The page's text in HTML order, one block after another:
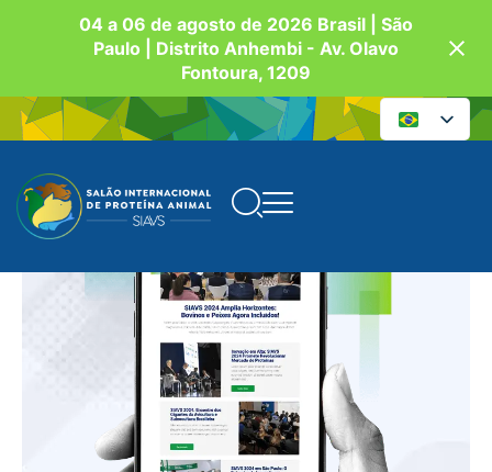
04 a 06 de agosto de 2026 Brasil | São
Paulo | Distrito Anhembi - Av. Olavo
Fontoura, 1209